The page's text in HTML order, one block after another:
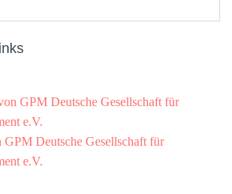
GPM Deutsche Gesellschaft für
e.V.
Deutsche Gesellschaft für
e.V.